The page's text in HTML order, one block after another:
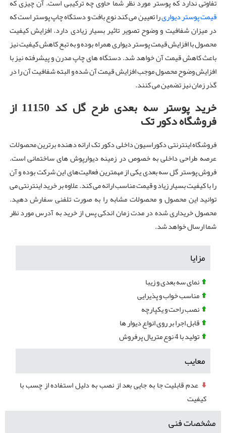
تفاوتی ندارد که پوستر مورد نظر شما حاوی چه ترکیبی است. آن چیزی که
قیمت پوستر دیواریرا تعیین می کند نوع بافت و دستگاه چاپ پوستر است که
در میزان شفافیت و وضوح تصویر تاثیر بسیار زیادی دارد. افزایش کیفیت
محصول با افزایش قیمت پوستر دیواری همراه بوده و به تبع کاهش کیفیت نیز
باعث کاهش قیمت آن خواهد شد. دستگاه های چاپ مدرن و پیشرفته نیز با
افزایش وضوح محصول موجب افزایش قیمت آن شده و البته شفافیت آن را در
گذر زمان نیز تضمین می کنند.
خرید پوستر سه بعدی طرح گل کد 11150 از
فروشگاه دکور تک
فروشگاه اینترنتی دکوراسیون داخلی دکور تک ارائه دهنده برترین محصولات
عرصه‌ طراحی داخلی به خصوص در زمینه دیوارپوش های ساختمانی است.
فروش پوستر گل سه بعدی یکی از مهمترین فعالیت‌های این شرکت بوده و آن
را با کیفیت بسیار زیاد و قیمت مناسب ارائه می کند. علاوه بر خرید اینترنتی می
توانید این محصول و محصولات مشابه را به صورت تلفنی سفارش دهید.
محصول خریداری شده در مدت زمان اندکی پس از خرید به آدرس مورد نظر
شما ارسال خواهد شد.
مزایا
نمای سه بعدی و زیبا
مناسب خواب و پذیرایی
نصب راحت و یکپارچه
قابل اجرا بر روی انواع دیوار ها
تولید با 4 نوع متریال پرفروش
معایب
عدم قابلیت جا به جایی بعد از نصب به دلیل استفاده از چسب با
کیفیت
مشخصات فنی